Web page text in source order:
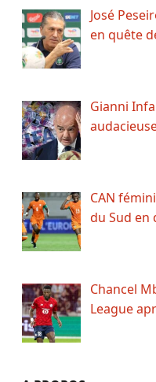
José
en quête
Gianni
CAN
du Sud
Chancel
League